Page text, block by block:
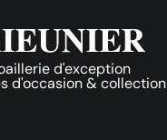
d'exception
d'occasion & collection